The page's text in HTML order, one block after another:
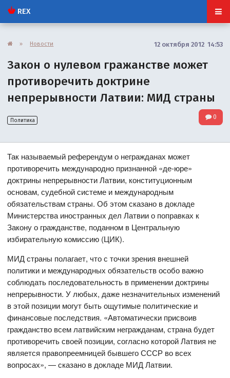
REX
» Новости 12 октября 2012 14:53
Закон о нулевом гражанстве может
противоречить доктрине
непрерывности Латвии: МИД страны
Политика 0
Так называемый референдум о негражданах может
противоречить международно признанной «де-юре»
доктрины непрерывности Латвии, конституционным
основам, судебной системе и международным
обязательствам страны. Об этом сказано в докладе
Министерства иностранных дел Латвии о поправках к
Закону о гражданстве, поданном в Центральную
избирательную комиссию (ЦИК).
МИД страны полагает, что с точки зрения внешней
политики и международных обязательств особо важно
соблюдать последовательность в применении доктрины
непрерывности. У любых, даже незначительных изменений
в этой позиции могут быть ощутимые политические и
финансовые последствия. «Автоматически присвоив
гражданство всем латвийским негражданам, страна будет
противоречить своей позиции, согласно которой Латвия не
является правопреемницей бывшего СССР во всех
вопросах», — сказано в докладе МИД Латвии.